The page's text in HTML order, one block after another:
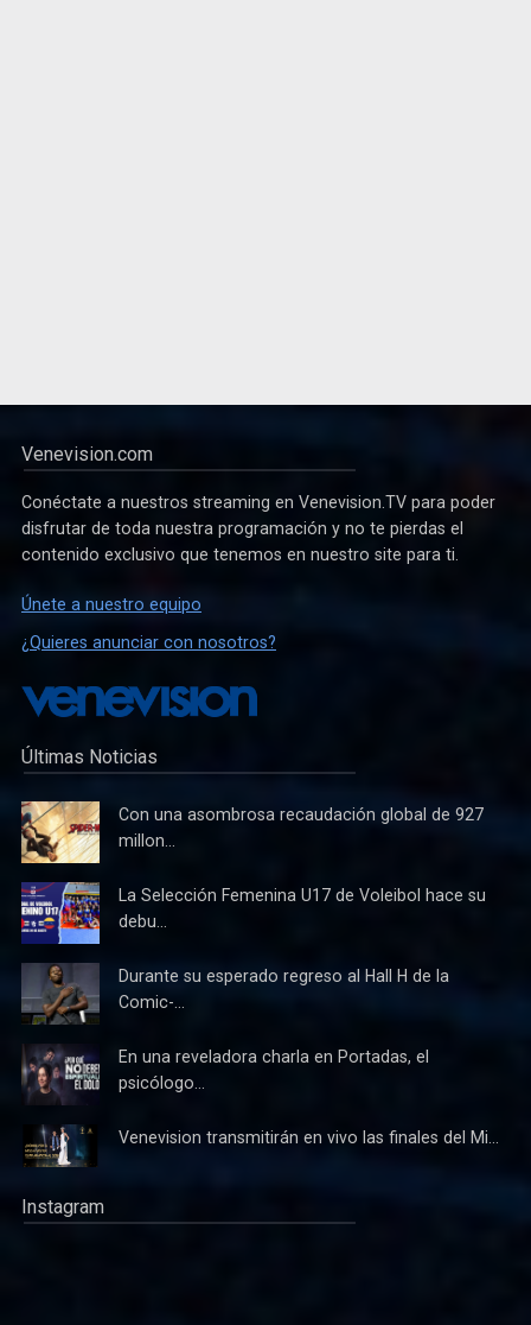
Venevision.com
Conéctate a nuestros streaming en Venevision.TV para poder
disfrutar de toda nuestra programación y no te pierdas el
contenido exclusivo que tenemos en nuestro site para ti.
Únete a nuestro equipo
¿Quieres anunciar con nosotros?
Últimas Noticias
Con una asombrosa recaudación global de 927
millon...
La Selección Femenina U17 de Voleibol hace su
debu...
Durante su esperado regreso al Hall H de la
Comic-...
En una reveladora charla en Portadas, el
psicólogo...
Venevision transmitirán en vivo las finales del Mi...
Instagram